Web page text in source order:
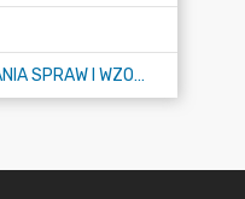
SPOSOBY ZAŁATWIANIA SPRAW I WZORY WNIOSKÓW